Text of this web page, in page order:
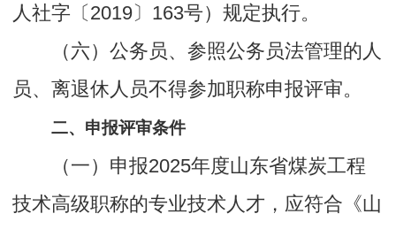
人社字〔2019〕163号）规定执行。
（六）公务员、参照公务员法管理的人
员、离退休人员不得参加职称申报评审。
二、申报评审条件
（一）申报2025年度山东省煤炭工程
技术高级职称的专业技术人才，应符合《山